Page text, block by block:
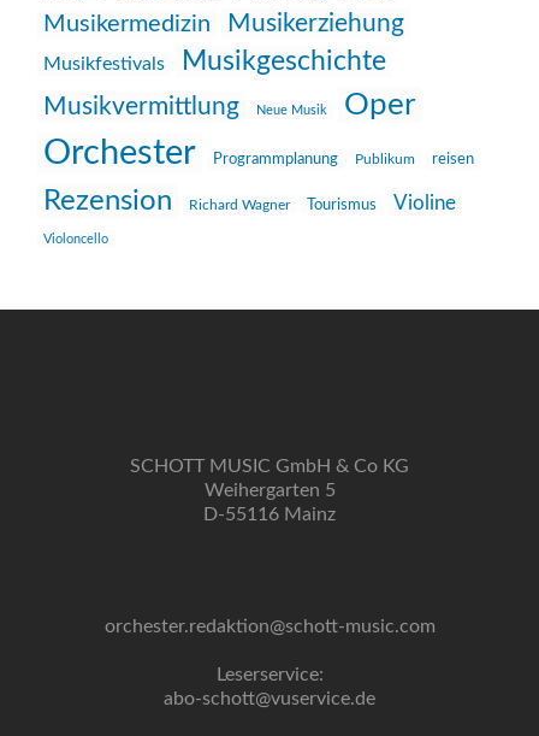
Musikermedizin Musikerziehung
Musikfestivals Musikgeschichte
Musikvermittlung Neue Musik Oper
Orchester Programmplanung Publikum reisen
Rezension Richard Wagner Tourismus Violine
Violoncello
SCHOTT MUSIC GmbH & Co KG
Weihergarten 5
D-55116 Mainz
orchester.redaktion@schott-music.com
Leserservice:
abo-schott@vuservice.de